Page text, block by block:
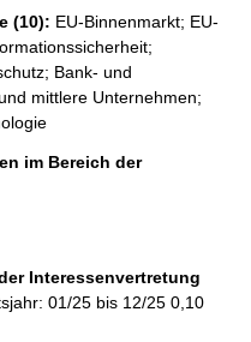
(10): EU-Binnenmarkt; EU-
Bank- und
mittlere Unternehmen;
im Bereich der
Interessenvertretung
01/25 bis 12/25 0,10